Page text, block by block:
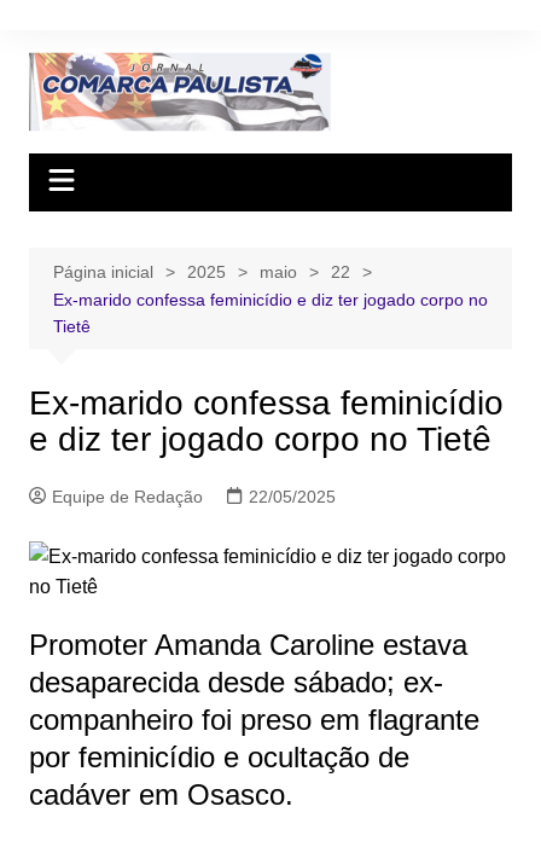
conteúdo
Página inicial 2025 maio
22
Ex-marido confessa feminicídio e diz ter jogado corpo no
Tietê
Ex-marido confessa feminicídio
e diz ter jogado corpo no Tietê
Equipe de Redação 22/05/2025
Promoter Amanda Caroline estava
desaparecida desde sábado; ex-
companheiro foi preso em flagrante
por feminicídio e ocultação de
cadáver em Osasco.